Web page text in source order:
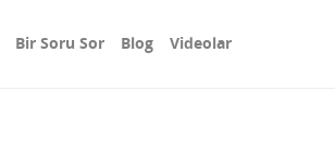
Bir Soru Sor Blog Videolar